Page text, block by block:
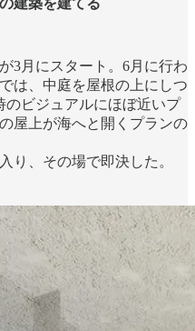
建築を建てる
3月にスタート。6月に行わ
は、中庭を屋根の上にしつ
のビジュアルにほぼ近いプ
屋上が海へと開くプランの
り、その場で即決した。